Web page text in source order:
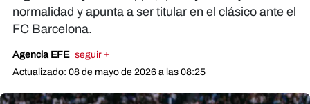
normalidad y apunta a ser titular en el clásico ante el
FC Barcelona.
Agencia EFE seguir +
Actualizado: 08 de mayo de 2026 a las 08:25